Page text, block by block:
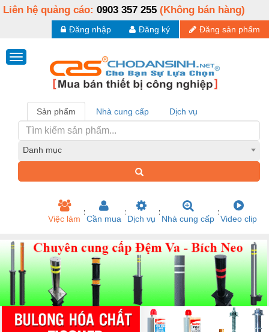
Liên hệ quảng cáo: 0903 357 255 (Không bán hàng)
Đăng sản phẩm
Đăng ký
Đăng nhập
Sản phẩm Nhà cung cấp Dịch vụ
Danh mục
Việc làm Cần mua Dịch vụ Nhà cung cấp Video clip